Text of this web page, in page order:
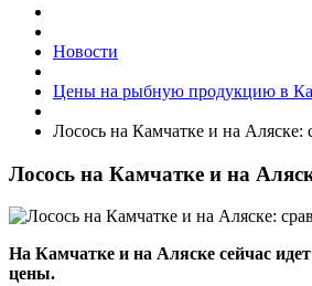
Новости
Цены на рыбную продукцию в
Лосось на Камчатке и на Аляске:
Лосось на Камчатке и на
На Камчатке и на Аляске сейчас
цены.